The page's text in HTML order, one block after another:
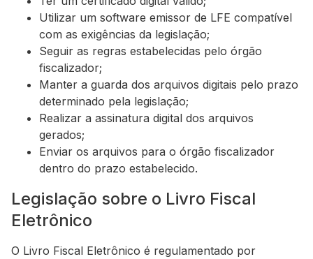
Utilizar um software emissor de LFE compatível
com as exigências da legislação;
Seguir as regras estabelecidas pelo órgão
fiscalizador;
Manter a guarda dos arquivos digitais pelo prazo
determinado pela legislação;
Realizar a assinatura digital dos arquivos
gerados;
Enviar os arquivos para o órgão fiscalizador
dentro do prazo estabelecido.
Legislação sobre o Livro Fiscal
Eletrônico
O Livro Fiscal Eletrônico é regulamentado por